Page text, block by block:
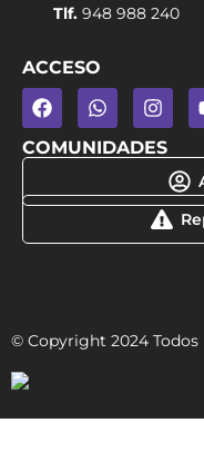
Tlf. 948 988 240
ACCESO
COMUNIDADES
© Copyright 2024 Todos